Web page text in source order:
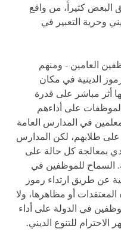
البعض كثيراً، من واقع
وحرية التعبير في
العامين - ومنهم
الدينية في مكان
أثر مباشر على قدرة
على أداءهم
في المدارس العامة
طلابهم، لكن المدارس
بمعالجة كل حالة على
السماح للموظفين في
عن طريق ارتداء رموز
المعتقدات أو مظاهرها، ولا
في الدولة على أداء
للتنوع الديني.